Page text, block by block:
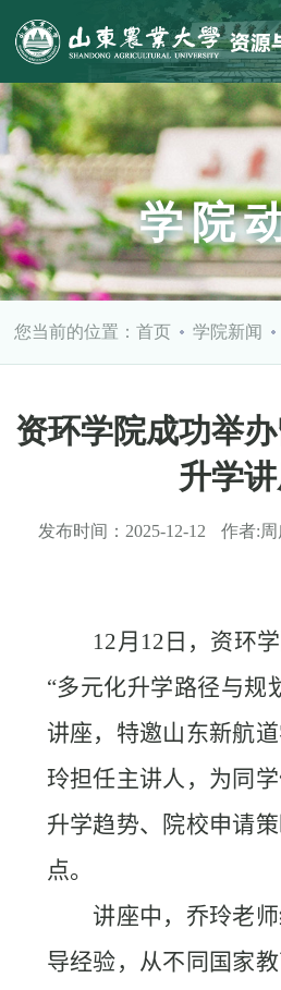
学院
您当前的位置：首页 学院新闻
资环学院成功举
升学
发布时间： 2025-12-12 作者:
12月 12 日，资环
“多元化升学路径与规
讲座，特邀山东新航
玲担任主讲人，为同
升学趋势、院校申请
点。
讲座中，乔玲老
导经验，从不同国家